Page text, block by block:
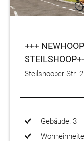
+++
Steilshooper Str.
Gebäude: 3